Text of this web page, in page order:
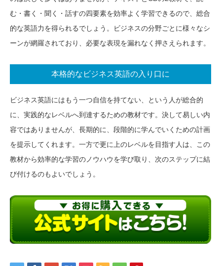
む・書く・聞く・話すの四要素を効率よく学習できるので、総合
的な英語力を得られるでしょう。ビジネスの分野ごとに様々なシ
ーンが網羅されており、必要な表現を漏れなく押さえられます。
本格的なビジネス英語の入り口に
ビジネス英語にはもう一つ自信を持てない、という人が総合的
に、実践的なレベルへ到達するための教材です。決して易しい内
容ではありませんが、長期的に、段階的に学んでいくための計画
を提示してくれます。一方で更に上のレベルを目指す人は、この
教材から効率的な学習のノウハウを学び取り、次のステップに結
び付けるのもよいでしょう。